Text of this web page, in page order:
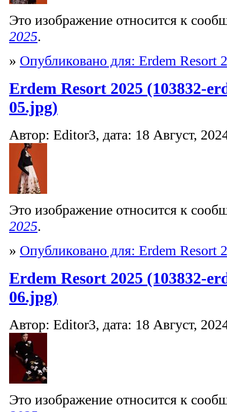
Это изображение относится к
2025.
» Опубликовано для: Erdem Resort
Erdem Resort 2025 (103832-
05.jpg)
Автор: Editor3, дата: 18 Август,
Это изображение относится к
2025.
» Опубликовано для: Erdem Resort
Erdem Resort 2025 (103832-
06.jpg)
Автор: Editor3, дата: 18 Август,
Это изображение относится к